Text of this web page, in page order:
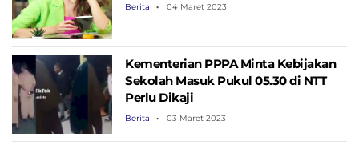
Berita 04 Maret 2023
Kementerian PPPA Minta Kebijakan
Sekolah Masuk Pukul 05.30 di NTT
Perlu Dikaji
Berita 03 Maret 2023